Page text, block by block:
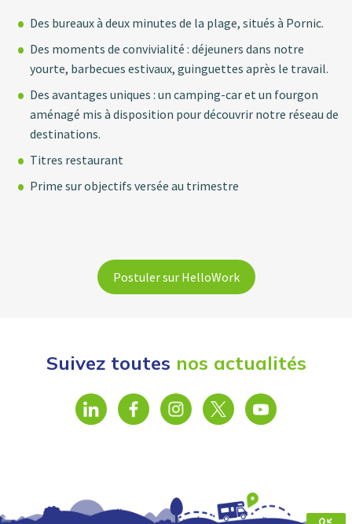
Des bureaux à deux minutes de la plage, situés à Pornic.
Des moments de convivialité : déjeuners dans notre
yourte, barbecues estivaux, guinguettes après le travail.
Des avantages uniques : un camping-car et un fourgon
aménagé mis à disposition pour découvrir notre réseau de
destinations.
Titres restaurant
Prime sur objectifs versée au trimestre
Postuler sur HelloWork
Suivez toutes nos actualités